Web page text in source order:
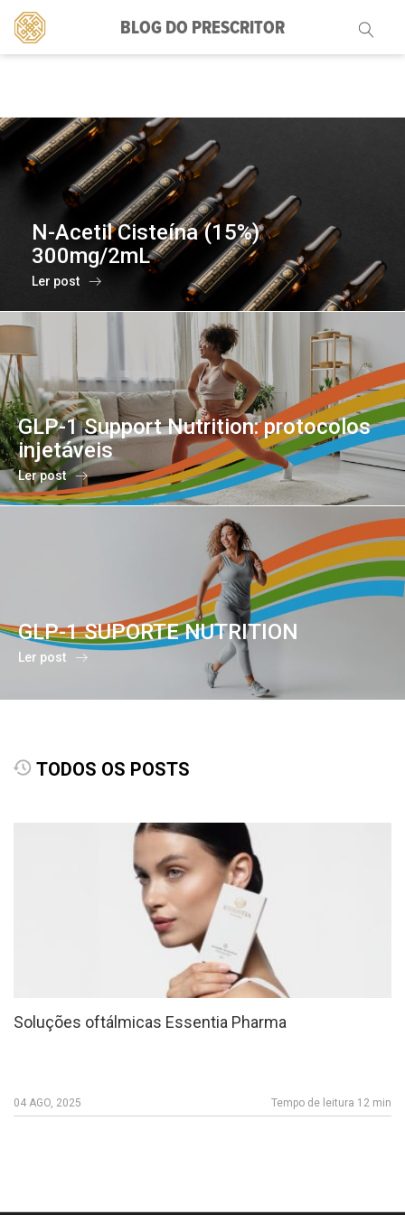
BLOG DO PRESCRITOR
Pesquisar
por:
N-Acetil Cisteína (15%)
300mg/2mL
Ler post
GLP-1 Support Nutrition: protocolos
injetáveis
Ler post
GLP-1 SUPORTE NUTRITION
Ler post
TODOS OS POSTS
Soluções oftálmicas Essentia Pharma
04 AGO, 2025 Tempo de leitura 12 min